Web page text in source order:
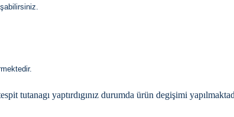
tutanagı yaptırdıgınız durumda ürün degişimi